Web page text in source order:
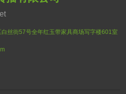
丝街57号全年红玉带家具商场写字楼601室